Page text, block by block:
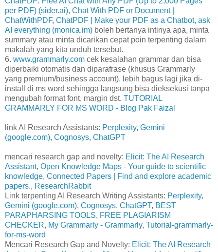
per PDF) (sider.ai), Chat With PDF or Document |
ChatWithPDF, ChatPDF | Make your PDF as a Chatbot, ask
AI everything (monica.im) boleh bertanya intinya apa, minta
summary atau minta dicarikan cepat poin terpenting dalam
makalah yang kita unduh tersebut.
6. www.grammarly.com cek kesalahan grammar dan bisa
diperbaiki otomatis dan diparafrase (khusus Grammarly
yang premium/business account). lebih bagus lagi jika di-
install di ms word sehingga langsung bisa dieksekusi tanpa
mengubah format font, margin dst. TUTORIAL
GRAMMARLY FOR MS WORD - Blog Pak Faizal
link AI Research Assistants: Perplexity, Gemini
(google.com), Cognosys, ChatGPT
mencari research gap and novelty: Elicit: The AI Research
Assistant, Open Knowledge Maps - Your guide to scientific
knowledge, Connected Papers | Find and explore academic
papers., ResearchRabbit
Link terpenting AI Research Writing Assistants: Perplexity,
Gemini (google.com), Cognosys, ChatGPT, BEST
PARAPHARSING TOOLS, FREE PLAGIARISM
CHECKER, My Grammarly - Grammarly, Tutorial-grammarly-
for-ms-word
Mencari Research Gap and Novelty: Elicit: The AI Research